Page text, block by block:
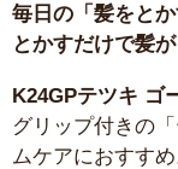
毎日の「髪をとか
とかすだけで髪
K24GPテツキ ゴ
グリップ付きの
ムケアにおすすめ